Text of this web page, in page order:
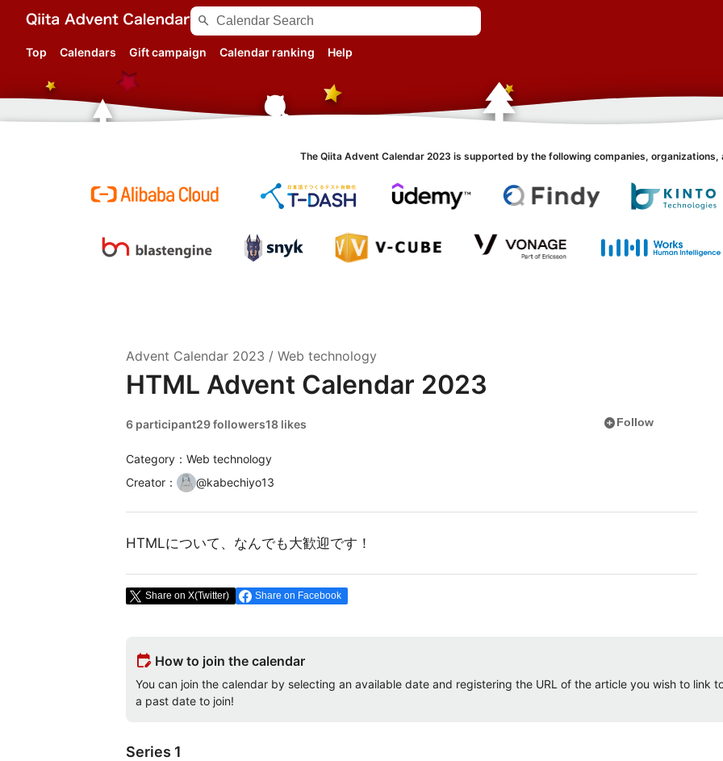
search
Top Calendars Gift campaign Calendar ranking Help
The Qiita Advent Calendar 2023 is supported by the following companies, organizations,
Advent Calendar 2023 / Web technology
HTML Advent Calendar 2023
6 participant29 followers18 likes add_circleFollow
Category：Web technology
Creator ： @kabechiyo13
HTMLについて、なんでも大歓迎です！
Share on X(Twitter) Share on Facebook
edit_calendar How to join the calendar
You can join the calendar by selecting an available date and registering the URL of the article you wish to link
a past date to join!
Series 1